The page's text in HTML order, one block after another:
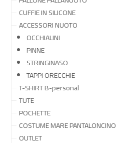
CUFFIE IN SILICONE
ACCESSORI NUOTO
OCCHIALINI
PINNE
STRINGINASO
TAPPI ORECCHIE
T-SHIRT B-personal
TUTE
POCHETTE
COSTUME MARE PANTALONCINO
OUTLET